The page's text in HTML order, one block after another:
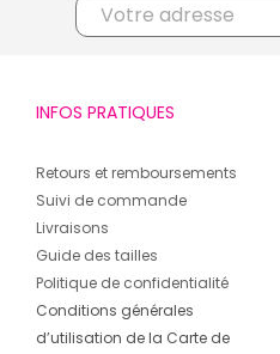
INFOS PRATIQUES
Retours et remboursements
Suivi de commande
Livraisons
Guide des tailles
Politique de confidentialité
Conditions générales
d’utilisation de la Carte de